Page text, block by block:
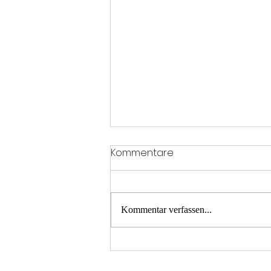
Kommentare
Kommentar verfassen...